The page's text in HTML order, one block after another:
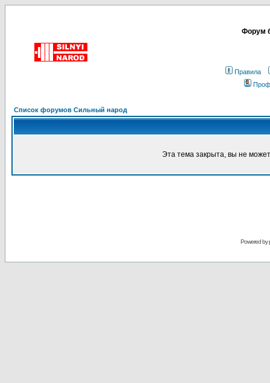
Форум
Правила
Список форумов Сильный народ
Эта тема закрыта, вы не
Powered by